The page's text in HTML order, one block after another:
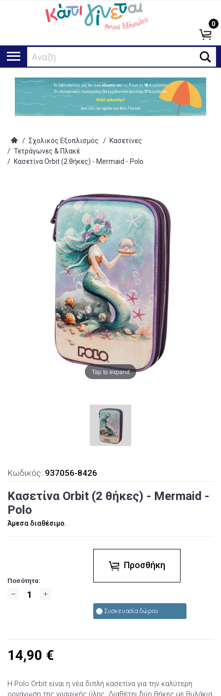
Αναζήτηση
0
/ Σχολικός Εξοπλισμός / Κασετίνες
/ Τετράγωνες & Πλακέ
/ Κασετίνα Orbit (2 θήκες) - Mermaid - Polo
Tap to expand
Κωδικός: 937056-8426
Κασετίνα Orbit (2 θήκες) - Mermaid -
Polo
Άμεσα διαθέσιμο.
Ποσότητα:
Προσθήκη
Συσκευασία δώρου
14,90 €
H Polo Orbit είναι η νέα διπλή κασετίνα για την καλύτερη